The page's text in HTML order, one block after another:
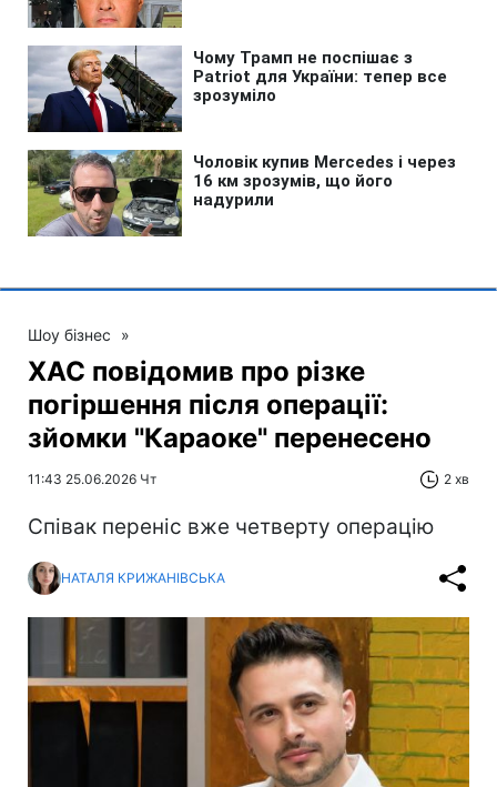
Шоу бізнес »
ХАС повідомив про різке
погіршення після операції:
зйомки "Караоке" перенесено
11:43 25.06.2026 Чт 2 хв
Співак переніс вже четверту операцію
НАТАЛЯ КРИЖАНІВСЬКА